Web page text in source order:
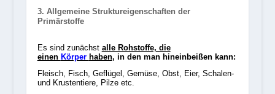
3. Allgemeine Struktureigenschaften der
Primärstoffe
Es sind zunächst alle Rohstoffe, die
einen Körper haben, in den man hineinbeißen kann:
Fleisch, Fisch, Geflügel, Gemüse, Obst, Eier, Schalen-
und Krustentiere, Pilze etc.